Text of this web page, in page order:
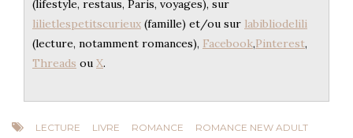
(lifestyle, restaus, Paris, voyages), sur
lilietlespetitscurieux (famille) et/ou sur labibliodelili
(lecture, notamment romances), Facebook,Pinterest,
Threads ou X.
LECTURE LIVRE ROMANCE ROMANCE NEW ADULT